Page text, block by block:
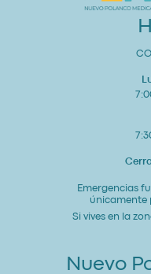
Emergencias
únicamente
Si vives en la
Nuevo